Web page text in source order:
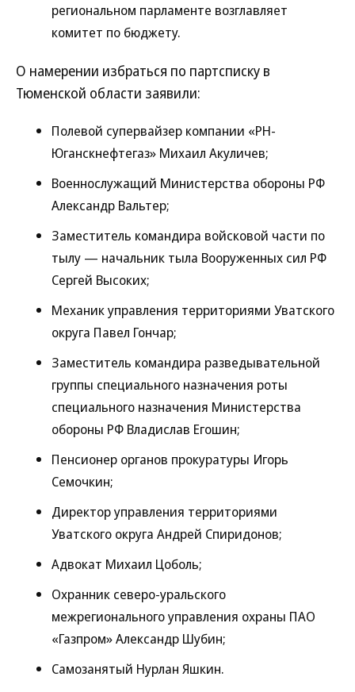
региональном парламенте возглавляет
комитет по бюджету.
О намерении избраться по партсписку в
Тюменской области заявили:
Полевой супервайзер компании «РН-
Юганскнефтегаз» Михаил Акуличев;
Военнослужащий Министерства обороны РФ
Александр Вальтер;
Заместитель командира войсковой части по
тылу — начальник тыла Вооруженных сил РФ
Сергей Высоких;
Механик управления территориями Уватского
округа Павел Гончар;
Заместитель командира разведывательной
группы специального назначения роты
специального назначения Министерства
обороны РФ Владислав Егошин;
Пенсионер органов прокуратуры Игорь
Семочкин;
Директор управления территориями
Уватского округа Андрей Спиридонов;
Адвокат Михаил Цоболь;
Охранник северо-уральского
межрегионального управления охраны ПАО
«Газпром» Александр Шубин;
Самозанятый Нурлан Яшкин.